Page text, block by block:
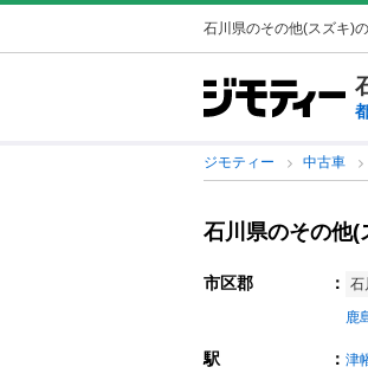
石川県のその他(スズキ)
ジモティー 中古車
石川県のその他(
市区郡 ： 石
鹿
駅 ： 津